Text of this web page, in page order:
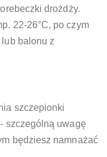
drożdży.
22-26°C, po czym
balonu z
szczepionki
szczególną uwagę
będziesz namnażać